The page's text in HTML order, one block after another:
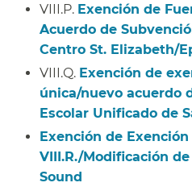
VIII.P. Exención de
Acuerdo de
Centro St. Elizabeth/
VIII.Q. Exención de
única/nuevo acuerdo
Escolar Unificado de
Exención de
VIII.R./Modificación
Sound